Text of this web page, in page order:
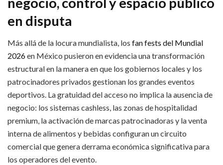
en disputa
Más allá de la locura mundialista, los fan fests del Mundial
2026en México pusieron en evidencia una transformación
estructural en la manera en que los gobiernos locales y los
patrocinadores privados gestionan los grandes eventos
deportivos. La gratuidad del acceso no implica la ausencia de
negocio: los sistemas cashless, las zonas de hospitalidad
premium, la activación de marcas patrocinadoras y la venta
interna de alimentos y bebidas configuran un circuito
comercial que genera derrama económica significativa para
los operadores del evento.